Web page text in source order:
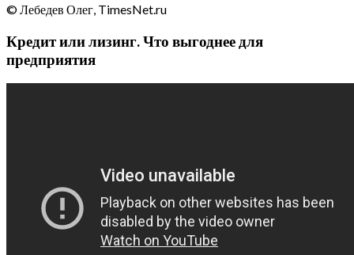
© Лебедев Олег, TimesNet.ru
Кредит или лизинг. Что выгоднее для
предприятия